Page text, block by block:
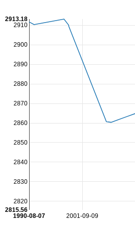
2001-09-09
1990-08-07
2820
2830
2840
2850
2860
2870
2880
2890
2900
2910
2815.56
2913.18